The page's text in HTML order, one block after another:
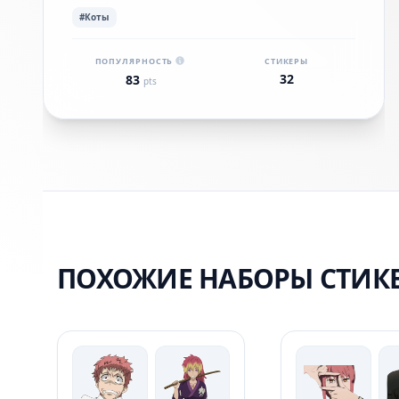
#Коты
ПОПУЛЯРНОСТЬ
83 pts
СТИКЕРЫ
32
ПОХОЖИЕ НАБОРЫ